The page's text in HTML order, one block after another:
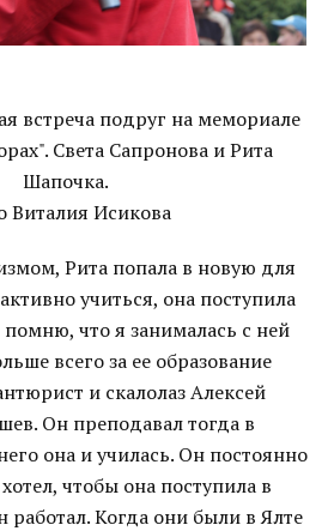
встреча подруг на мемориале
Света Сапронова и Рита
Шапочка.
Виталия Исикова
Рита попала в новую для
учиться, она поступила
что я занималась с ней
всего за ее образование
и скалолаз Алексей
Он преподавал тогда в
она и училась. Он постоянно
чтобы она поступила в
работал. Когда они были в Ялте